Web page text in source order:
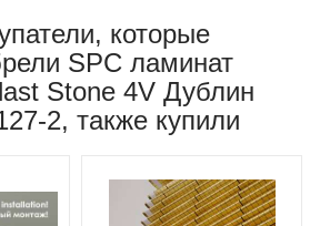
которые
SPC ламинат
Stone 4V Дублин
2, также купили